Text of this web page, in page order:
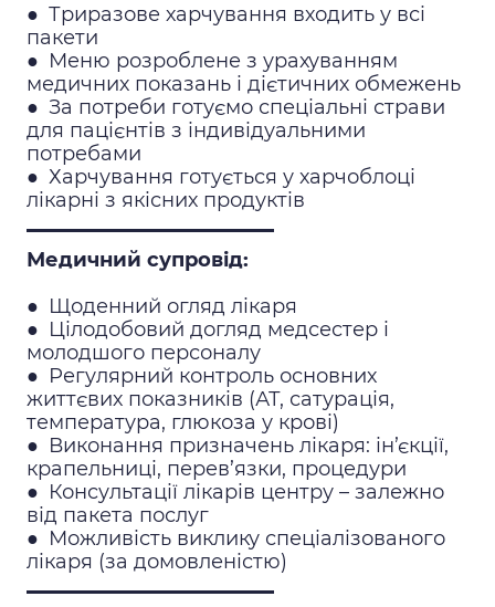
● Триразове харчування входить у всі
пакети
● Меню розроблене з урахуванням
медичних показань і дієтичних обмежень
● За потреби готуємо спеціальні страви
для пацієнтів з індивідуальними
потребами
● Харчування готується у харчоблоці
лікарні з якісних продуктів
Медичний супровід:
● Щоденний огляд лікаря
● Цілодобовий догляд медсестер і
молодшого персоналу
● Регулярний контроль основних
життєвих показників (АТ, сатурація,
температура, глюкоза у крові)
● Виконання призначень лікаря: ін’єкції,
крапельниці, перев’язки, процедури
● Консультації лікарів центру – залежно
від пакета послуг
● Можливість виклику спеціалізованого
лікаря (за домовленістю)